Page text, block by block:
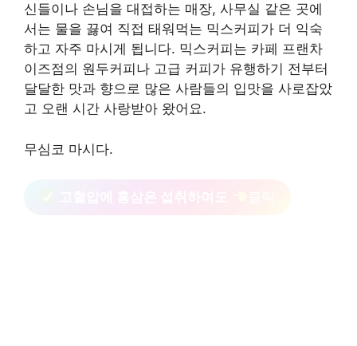
신들이나 손님을 대접하는 매장, 사무실 같은 곳에
서는 물을 끓여 직접 태워먹는 믹스커피가 더 익숙
하고 자주 마시게 됩니다. 믹스커피는 카페 프랜차
이즈점의 원두커피나 고급 커피가 유행하기 전부터
달달한 맛과 향으로 많은 사람들의 입맛을 사로잡았
고 오랜 시간 사랑받아 왔어요.
무심코 마시다.